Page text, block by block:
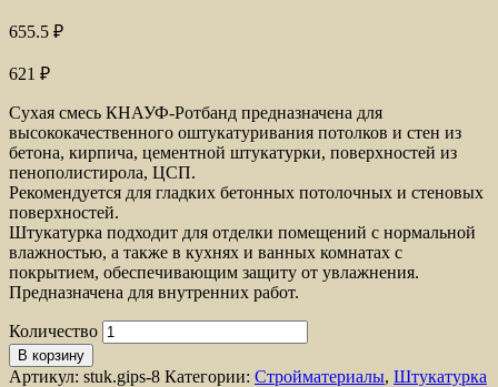
655.5 ₽
621 ₽
Сухая смесь КНАУФ-Ротбанд предназначена для
высококачественного оштукатуривания потолков и стен из
бетона, кирпича, цементной штукатурки, поверхностей из
пенополистирола, ЦСП.
Рекомендуется для гладких бетонных потолочных и стеновых
поверхностей.
Штукатурка подходит для отделки помещений с нормальной
влажностью, а также в кухнях и ванных комнатах с
покрытием, обеспечивающим защиту от увлажнения.
Предназначена для внутренних работ.
Количество
В корзину
Артикул: stuk.gips-8 Категории: Стройматериалы, Штукатурка